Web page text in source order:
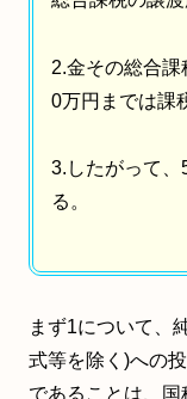
2.金その総合
0万円までは課
3.したがって
る。
まず1について、
式等を除く)への
であることは、国